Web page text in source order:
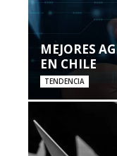
MEJORES
EN CHILE
TENDENCIA